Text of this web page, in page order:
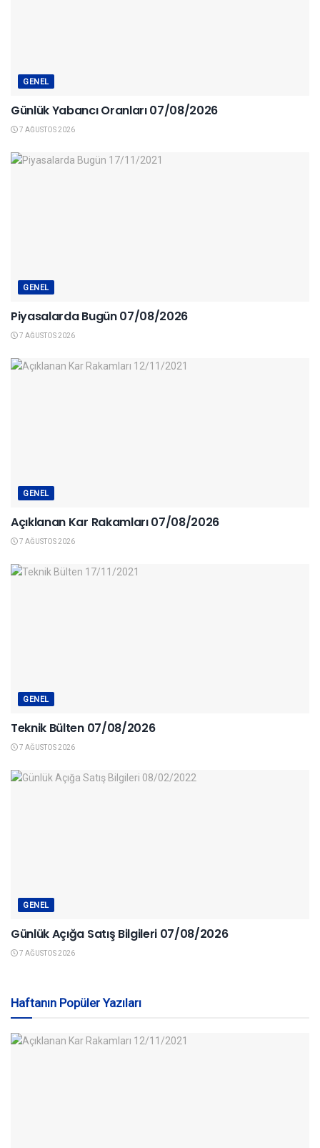
GENEL
Günlük Yabancı Oranları 07/08/2026
7 AĞUSTOS 2026
GENEL
Piyasalarda Bugün 07/08/2026
7 AĞUSTOS 2026
GENEL
Açıklanan Kar Rakamları 07/08/2026
7 AĞUSTOS 2026
GENEL
Teknik Bülten 07/08/2026
7 AĞUSTOS 2026
GENEL
Günlük Açığa Satış Bilgileri 07/08/2026
7 AĞUSTOS 2026
Haftanın Popüler Yazıları